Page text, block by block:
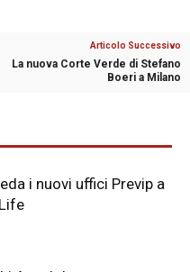
Articolo Successivo
La nuova Corte Verde di Stefano
Boeri a Milano
i nuovi uffici Previp a